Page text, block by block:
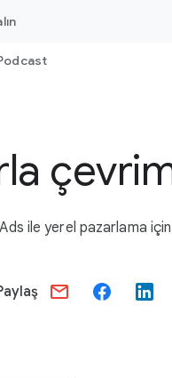
ile yerel pazarlama